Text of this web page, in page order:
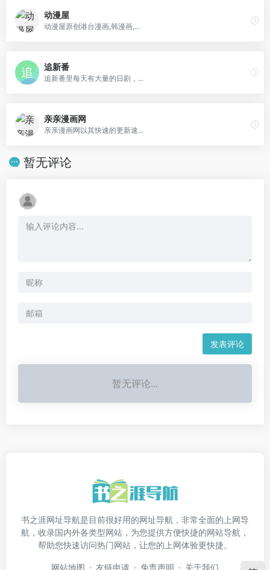
动漫屋
动漫屋原创港台漫画,韩漫画,...
追新番
追新番里每天有大量的日剧，...
亲亲漫画网
亲亲漫画网以其快速的更新速...
暂无评论
发表评论
暂无评论...
书之涯网址导航是目前很好用的网址导航，非常全面的上网导
航，收录国内外各类型网站，为您提供方便快捷的网站导航，
帮助您快速访问热门网站，让您的上网体验更快捷。
网站地图 友链申请 免责声明 关于我们